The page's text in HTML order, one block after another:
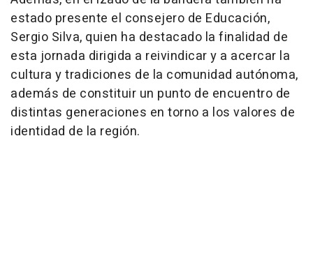
estado presente el consejero de Educación,
Sergio Silva, quien ha destacado la finalidad de
esta jornada dirigida a reivindicar y a acercar la
cultura y tradiciones de la comunidad autónoma,
además de constituir un punto de encuentro de
distintas generaciones en torno a los valores de
identidad de la región.